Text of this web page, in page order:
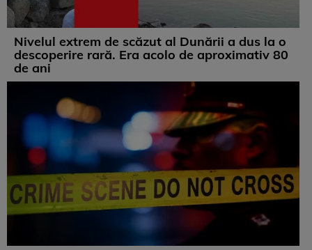
Nivelul extrem de scăzut al Dunării a dus la o
descoperire rară. Era acolo de aproximativ 80
de ani